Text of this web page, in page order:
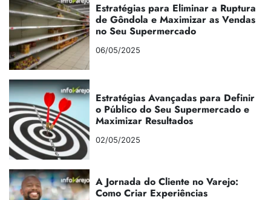
Estratégias para Eliminar a Ruptura
de Gôndola e Maximizar as Vendas
no Seu Supermercado
06/05/2025
Estratégias Avançadas para Definir
o Público do Seu Supermercado e
Maximizar Resultados
02/05/2025
A Jornada do Cliente no Varejo:
Como Criar Experiências